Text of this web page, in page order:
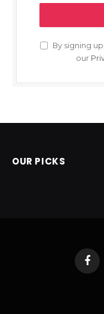
By signing
our
OUR PICKS